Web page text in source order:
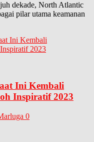
dekade, North Atlantic
pilar utama keamanan
Ini Kembali
Inspiratif 2023
0